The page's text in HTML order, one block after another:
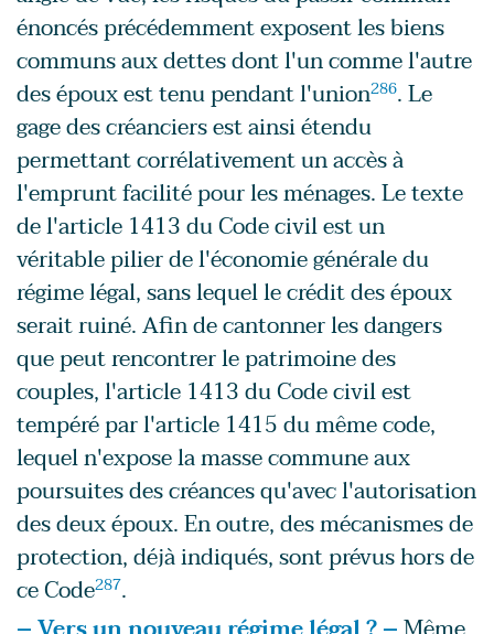
énoncés précédemment exposent les biens
communs aux dettes dont l'un comme l'autre
des époux est tenu pendant l'union286. Le
gage des créanciers est ainsi étendu
permettant corrélativement un accès à
l'emprunt facilité pour les ménages. Le texte
de l'article 1413 du Code civil est un
véritable pilier de l'économie générale du
régime légal, sans lequel le crédit des époux
serait ruiné. Afin de cantonner les dangers
que peut rencontrer le patrimoine des
couples, l'article 1413 du Code civil est
tempéré par l'article 1415 du même code,
lequel n'expose la masse commune aux
poursuites des créances qu'avec l'autorisation
des deux époux. En outre, des mécanismes de
protection, déjà indiqués, sont prévus hors de
ce Code287.